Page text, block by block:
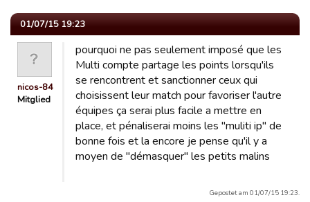
01/07/15 19:23
nicos-84
Mitglied
pourquoi ne pas seulement imposé que les
Multi compte partage les points lorsqu'ils
se rencontrent et sanctionner ceux qui
choisissent leur match pour favoriser l'autre
équipes ça serai plus facile a mettre en
place, et pénaliserai moins les "muliti ip" de
bonne fois et la encore je pense qu'il y a
moyen de "démasquer" les petits malins
Gepostet am 01/07/15 19:23.